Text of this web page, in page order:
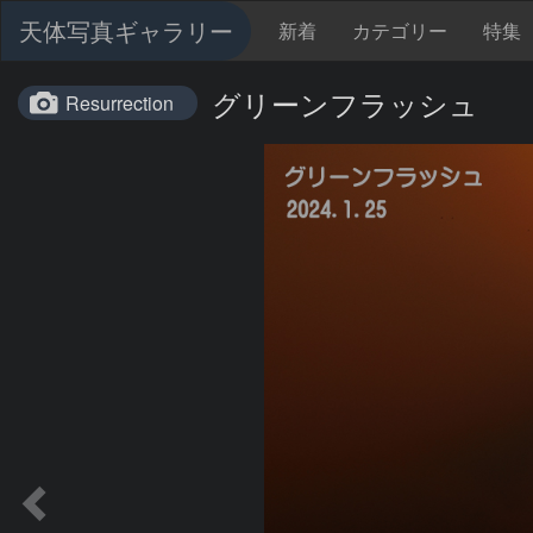
天体写真ギャラリー 新着 カテゴリー 特集
Resurrection グリーンフラッシュ